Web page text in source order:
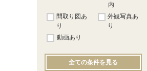
内
間取り図あ
り
外観写真あ
り
動画あり
全ての条件を見る